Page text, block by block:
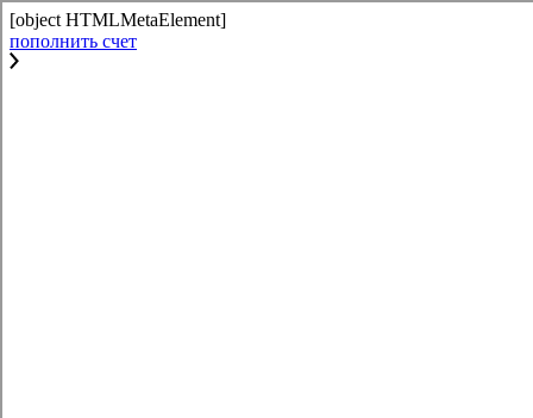
[object HTMLMetaElement]
пополнить счет